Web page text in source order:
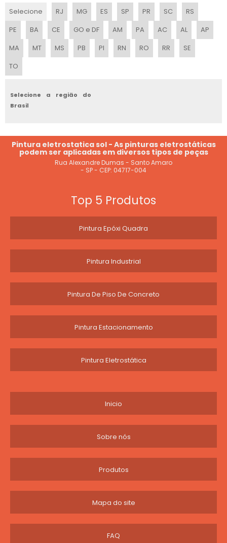
Selecione RJ MG ES SP PR SC
RS
PE
BA CE GO e DF AM PA AC AL
AP
MA
MT MS PB PI RN RO RR
SE
TO
Selecione a região do
Brasil
Pintura eletrostatica sol - As pinturas eletrostáticas
podem ser aplicadas em diversos tipos de peças
Rua Alexandre Dumas - Santo Amaro
- SP - CEP: 04717-004
Top 5 Produtos
Pintura Epóxi Quadra
Pintura Industrial
Pintura De Piso De Concreto
Pintura Estacionamento
Pintura Eletrostática
Inicio
Sobre nós
Produtos
Mapa do site
FAQ